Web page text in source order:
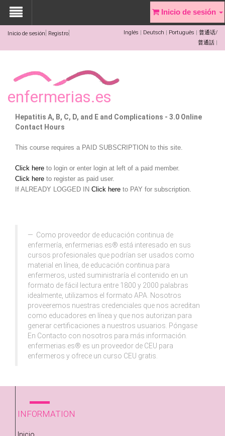
Inicio de sesión Registro Inglés Deutsch Português
普通话/
普通話
enfermerias.es
Inicio de sesión
Hepatitis A, B, C, D, and E and Complications - 3.0 Online
Contact Hours
This course requires a PAID SUBSCRIPTION to this site.
Click here to login or enter login at left of a paid member.
Click here to register as paid user.
If ALREADY LOGGED IN Click here to PAY for subscription.
Como proveedor de educación continua de
enfermería, enfermerias.es® está interesado en sus
cursos profesionales que podrían ser usados como
material en línea, de educación continua para
enfermeros, usted suministraría el contenido en un
formato de fácil lectura entre 1800 y 2000 palabras
idealmente, utilizamos el formato APA. Nosotros
proveeremos nuestras credenciales que nos acreditan
como educadores en línea y que nos autorizan para
generar certificaciones a nuestros usuarios. Póngase
En Contacto con nosotros para más información.
enfermerias.es® es un proveedor de CEU para
enfermeros y ofrece un curso CEU gratis.
INFORMATION